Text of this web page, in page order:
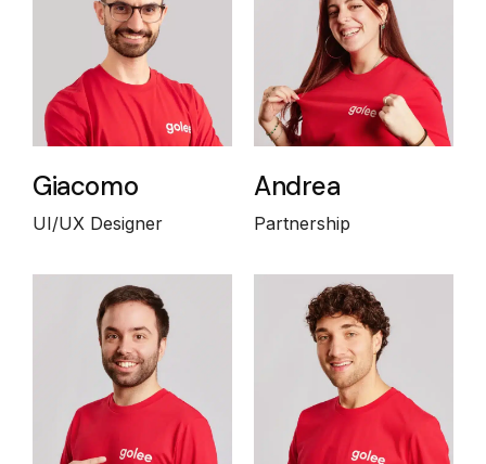
Giacomo
UI/UX Designer
Andrea
Partnership